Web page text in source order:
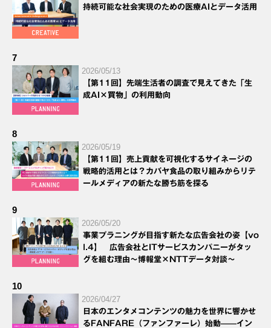
持続可能な社会実現のための医療AIとデータ活用
7
2026/05/13
【第11回】先端生活者の調査で見えてきた「生
成AI×買物」の利用動向
8
2026/05/19
【第11回】売上貢献を可視化するサイネージの
戦略的活用とは？カバヤ食品の取り組みからリテ
ールメディアの新たな勝ち筋を探る
9
2026/05/20
事業プラニングが目指す新たな広告会社の姿【vo
l.4】 広告会社とITサービスカンパニーがタッ
グを組む理由～博報堂×NTTデータ対談～
10
2026/04/27
日本のエンタメコンテンツの魅力を世界に響かせ
るFANFARE（ファンファーレ）始動——イン